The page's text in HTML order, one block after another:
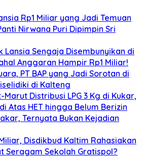
Rp1 Miliar yang Jadi Temuan
Nirwana Puri Dipimpin Sri
Lansia Sengaja Disembunyikan di
Anggaran Hampir Rp1 Miliar!
PT BAP yang Jadi Sorotan di
di Kalteng
Distribusi LPG 3 Kg di Kukar,
Atas HET hingga Belum Berizin
Ternyata Bukan Kejadian
Disdikbud Kaltim Rahasiakan
Seragam Sekolah Gratispol?